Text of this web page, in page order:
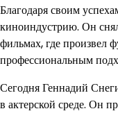
Благодаря своим
киноиндустрию. Он
фильмах, где произвел
профессиональным
Сегодня Геннадий
в актерской среде. Он